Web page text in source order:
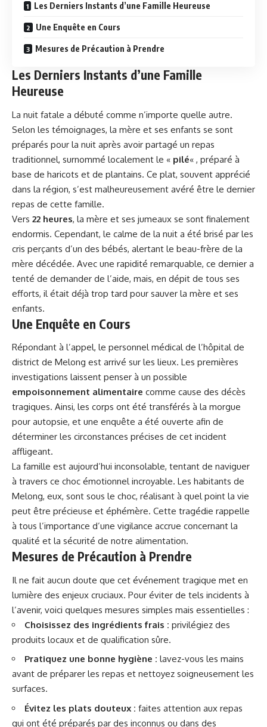
Les Derniers Instants d’une Famille Heureuse
Une Enquête en Cours
Mesures de Précaution à Prendre
Les Derniers Instants d’une Famille
Heureuse
La nuit fatale a débuté comme n’importe quelle autre.
Selon les témoignages, la mère et ses enfants se sont
préparés pour la nuit après avoir partagé un repas
traditionnel, surnommé localement le « pilé« , préparé à
base de haricots et de plantains. Ce plat, souvent apprécié
dans la région, s’est malheureusement avéré être le dernier
repas de cette famille.
Vers 22 heures, la mère et ses jumeaux se sont finalement
endormis. Cependant, le calme de la nuit a été brisé par les
cris perçants d’un des bébés, alertant le beau-frère de la
mère décédée. Avec une rapidité remarquable, ce dernier a
tenté de demander de l’aide, mais, en dépit de tous ses
efforts, il était déjà trop tard pour sauver la mère et ses
enfants.
Une Enquête en Cours
Répondant à l’appel, le personnel médical de l’hôpital de
district de Melong est arrivé sur les lieux. Les premières
investigations laissent penser à un possible
empoisonnement alimentaire comme cause des décès
tragiques. Ainsi, les corps ont été transférés à la morgue
pour autopsie, et une enquête a été ouverte afin de
déterminer les circonstances précises de cet incident
affligeant.
La famille est aujourd’hui inconsolable, tentant de naviguer
à travers ce choc émotionnel incroyable. Les habitants de
Melong, eux, sont sous le choc, réalisant à quel point la vie
peut être précieuse et éphémère. Cette tragédie rappelle
à tous l’importance d’une vigilance accrue concernant la
qualité et la sécurité de notre alimentation.
Mesures de Précaution à Prendre
Il ne fait aucun doute que cet événement tragique met en
lumière des enjeux cruciaux. Pour éviter de tels incidents à
l’avenir, voici quelques mesures simples mais essentielles :
Choisissez des ingrédients frais : privilégiez des
produits locaux et de qualification sûre.
Pratiquez une bonne hygiène : lavez-vous les mains
avant de préparer les repas et nettoyez soigneusement les
surfaces.
Évitez les plats douteux : faites attention aux repas
qui ont été préparés par des inconnus ou dans des